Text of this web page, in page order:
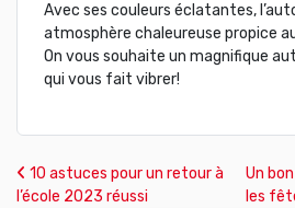
Avec ses couleurs éclatantes,
atmosphère chaleureuse propice
On vous souhaite un magnifique
qui vous fait vibrer!
Navigation des
10 astuces pour un retour à
l’école 2023 réussi
Un
les